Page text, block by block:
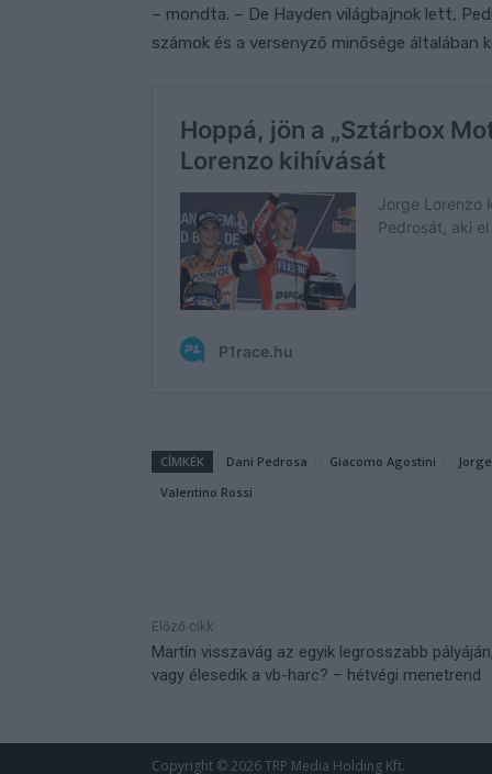
– mondta. – De Hayden világbajnok lett,
számok és a versenyző minősége általában
CÍMKÉK Dani Pedrosa Giacomo Agostini
Valentino Rossi
Előző cikk
Martín visszavág az egyik legrosszabb pályáján,
vagy élesedik a vb-harc? – hétvégi menetrend
Copyright © 2026 TRP Media Holding Kft.